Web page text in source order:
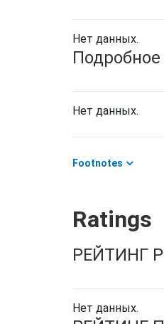
Нет данных.
Нет данных.
Footnotes
Ratings
РЕЙТИНГ
Нет данных.